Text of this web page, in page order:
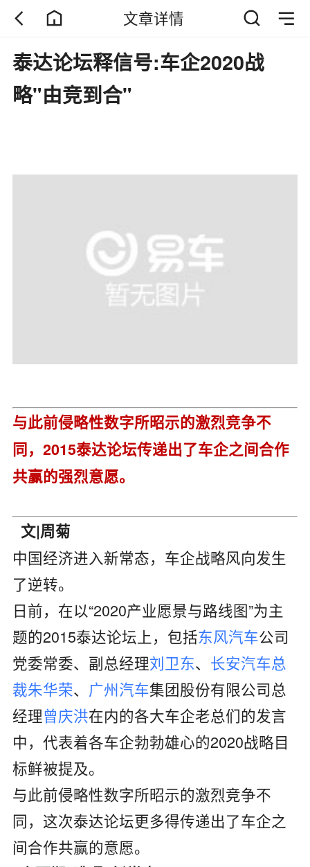
文章详情
泰达论坛释信号:车企2020战
略"由竞到合"
与此前侵略性数字所昭示的激烈竞争不
同，2015泰达论坛传递出了车企之间合作
共赢的强烈意愿。
文|周菊
中国经济进入新常态，车企战略风向发生
了逆转。
日前，在以“2020产业愿景与路线图”为主
题的2015泰达论坛上，包括东风汽车公司
党委常委、副总经理刘卫东、 长安汽车总
裁朱华荣、 广州汽车集团股份有限公司总
经理曾庆洪在内的各大车企老总们的发言
中，代表着各车企勃勃雄心的2020战略目
标鲜被提及。
与此前侵略性数字所昭示的激烈竞争不
同，这次泰达论坛更多得传递出了车企之
间合作共赢的意愿。